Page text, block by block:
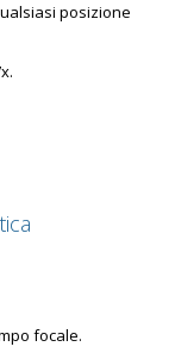
posizione
focale.